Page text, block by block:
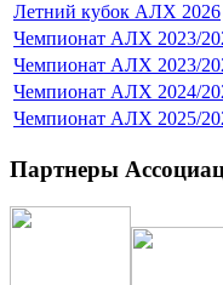
Летний кубок АЛХ 2026
Чемпионат АЛХ 2023/
Чемпионат АЛХ 2023/
Чемпионат АЛХ 2024/
Чемпионат АЛХ 2025/
Партнеры